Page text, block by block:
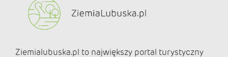
Ziemialubuska.pl to największy portal turystyczny